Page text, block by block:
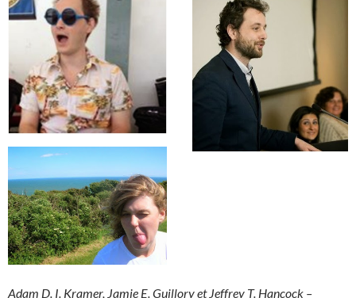
Adam D. I. Kramer, Jamie E. Guillory et Jeffrey T. Hancock –